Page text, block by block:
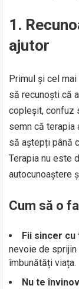
1.
ajutor
Primul și cel
să recunoști că
copleșit, confuz
semn că terapia
să aștepți până
Terapia nu este
autocunoaștere
Cum să o
Fii sincer cu
nevoie de
îmbunătăți viața.
Nu te